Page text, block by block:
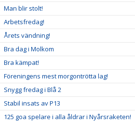
Man blir stolt!
Arbetsfredag!
Årets vändning!
Bra dag i Molkom
Bra kämpat!
Föreningens mest morgontrötta lag!
Snygg fredag i Blå 2
Stabil insats av P13
125 goa spelare i alla åldrar i Nyårsraketen!